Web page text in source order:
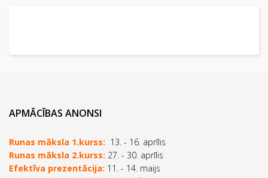
APMĀCĪBAS ANONSI
Runas māksla 1.kurss: 13. - 16. aprīlis
Runas māksla 2.kurss: 27. - 30. aprīlis
Efektīva prezentācija: 11. - 14. maijs